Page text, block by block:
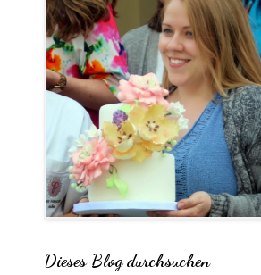
Dieses Blog durchsuchen